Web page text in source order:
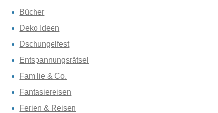
Bücher
Deko Ideen
Dschungelfest
Entspannungsrätsel
Familie & Co.
Fantasiereisen
Ferien & Reisen